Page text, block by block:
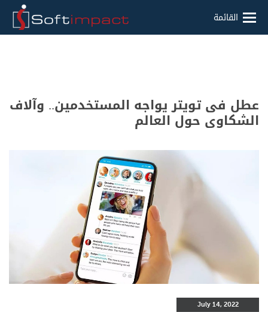
القائمة
عطل فى تويتر يواجه المستخدمين.. وآلاف
الشكاوى حول العالم
July 14, 2022